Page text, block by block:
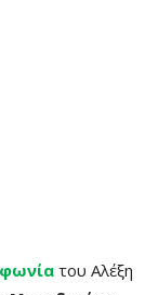
του Αλέξη